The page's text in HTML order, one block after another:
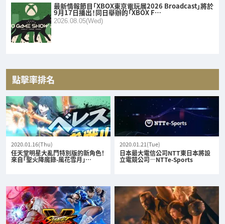
最新情報節目「XBOX東京電玩展2026 Broadcast」將於
9月17日播出！同日舉辦的「XBOX F…
2026.08.05(Wed)
點擊率排名
2020.01.16(Thu)
任天堂明星大亂鬥特別版的新角色！
來自「聖火降魔錄-風花雪月」…
2020.01.21(Tue)
日本最大電信公司NTT東日本將設
立電競公司—NTTe-Sports